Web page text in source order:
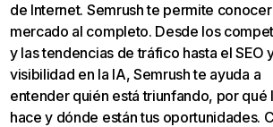
de Internet. Semrush te permite
mercado al completo. Desde los
y las tendencias de tráfico hasta el SEO
visibilidad en la IA, Semrush te ayuda a
entender quién está triunfando, por qué
hace y dónde están tus oportunidades.